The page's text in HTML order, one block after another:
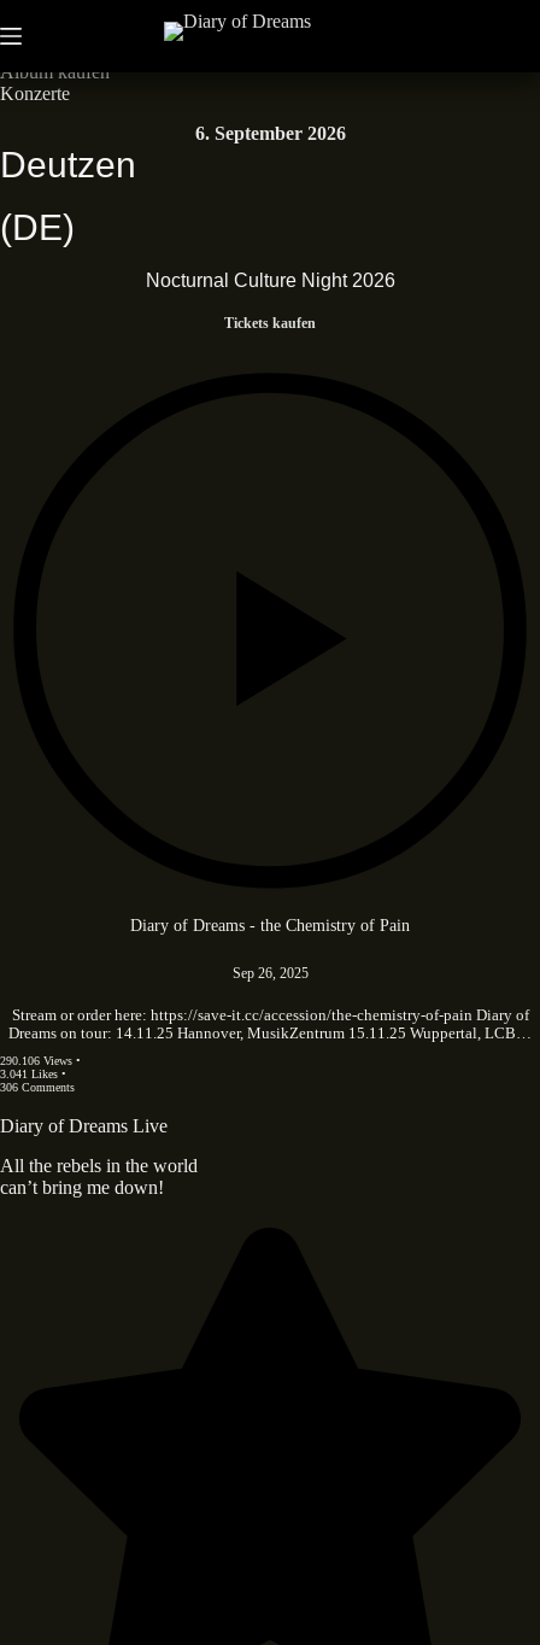
Inhalt
Neues Album • Dead End Dreams • Out now
Album kaufen
Konzerte
6. September 2026
Deutzen
(DE)
Nocturnal Culture Night 2026
Tickets kaufen
Diary of Dreams - the Chemistry of Pain
Sep 26, 2025
Stream or order here: https://save-it.cc/accession/the-chemistry-of-pain Diary of
Dreams on tour: 14.11.25 Hannover, MusikZentrum 15.11.25 Wuppertal, LCB…
290.106 Views •
3.041 Likes •
306 Comments
Diary of Dreams Live
All the rebels in the world
can’t bring me down!